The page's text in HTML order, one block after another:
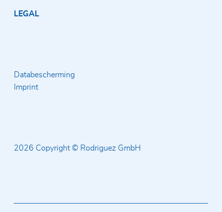
LEGAL
Databescherming
Imprint
2026 Copyright © Rodriguez GmbH